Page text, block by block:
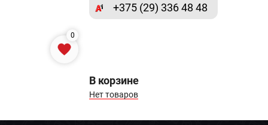
+375 (29) 336 48 48
0
В корзине
Нет товаров